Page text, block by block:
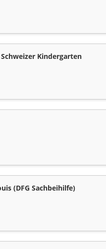
Kindergarten
(DFG Sachbeihilfe)